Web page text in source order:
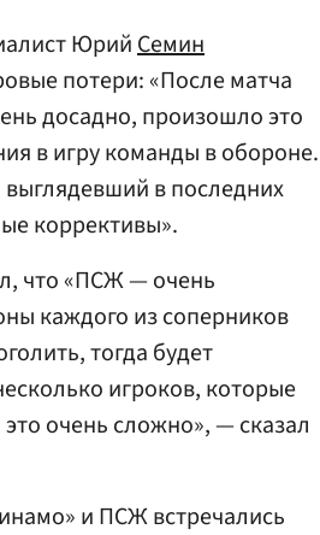
ЮрийСемин
потери: «После матча
досадно, произошло это
в игру команды в обороне.
в последних
коррективы».
что «ПСЖ — очень
каждого из соперников
тогда будет
игроков, которые
очень сложно», — сказал
и ПСЖ встречались